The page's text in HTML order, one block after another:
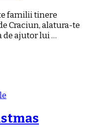
familii tinere
Craciun, alatura-te
de ajutor lui …